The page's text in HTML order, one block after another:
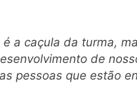
é a caçula da turma,
de
pessoas que estão